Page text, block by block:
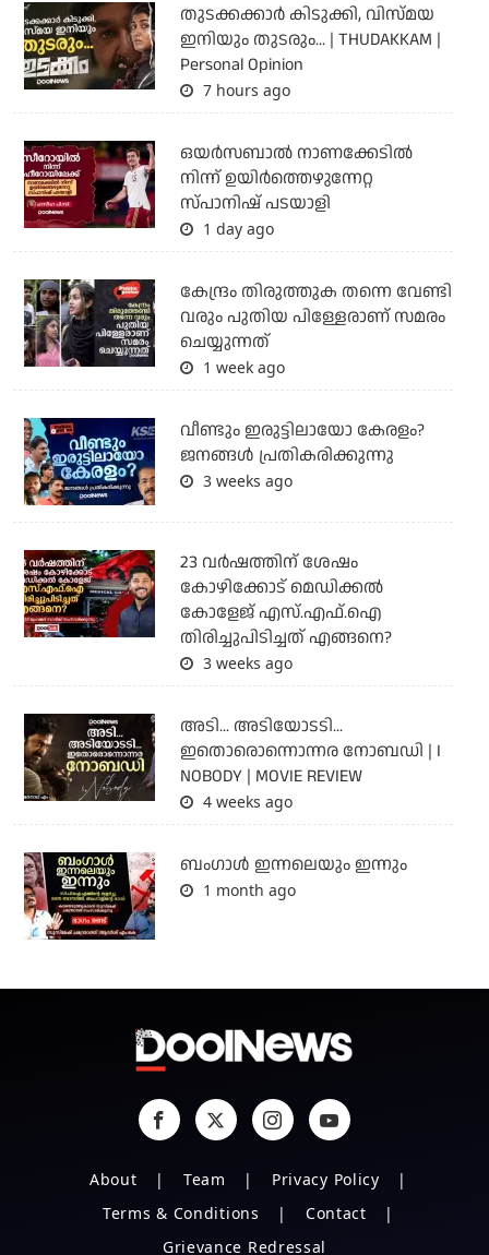
തുടക്കക്കാര്‍ കിടുക്കി, വിസ്മയ
ഇനിയും തുടരും... | THUDAKKAM |
Personal Opinion
7 hours ago
ഒയര്‍സബാൽ നാണക്കേടിൽ
നിന്ന് ഉയിർത്തെഴുന്നേറ്റ
സ്പാനിഷ് പടയാളി
1 day ago
കേന്ദ്രം തിരുത്തുക തന്നെ വേണ്ടി
വരും പുതിയ പിള്ളേരാണ് സമരം
ചെയ്യുന്നത്
1 week ago
വീണ്ടും ഇരുട്ടിലായോ കേരളം?
ജനങ്ങൾ പ്രതികരിക്കുന്നു
3 weeks ago
23 വർഷത്തിന് ശേഷം
കോഴിക്കോട് മെഡിക്കൽ
കോളേജ് എസ്.എഫ്.ഐ
തിരിച്ചുപിടിച്ചത് എങ്ങനെ?
3 weeks ago
അടി... അടിയോടടി...
ഇതൊരൊന്നൊന്നര നോബഡി | I
NOBODY | MOVIE REVIEW
4 weeks ago
ബംഗാള്‍ ഇന്നലെയും ഇന്നും
1 month ago
About Team
Privacy Policy
Terms & Conditions
Contact
Grievance Redressal